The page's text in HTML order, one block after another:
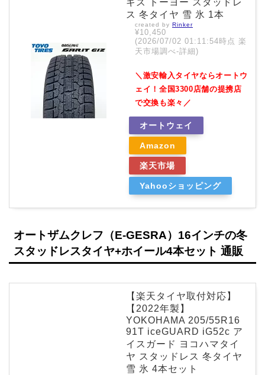
ギズ トーヨー スタッドレ
ス 冬タイヤ 雪 氷 1本
created by Rinker
¥10,450
(2026/07/02 01:11:54時点 楽
天市場調べ-詳細)
＼激安輸入タイヤならオートウ
ェイ！全国3300店舗の提携店
で交換も楽々／
オートウェイ
Amazon
楽天市場
Yahooショッピング
オートザムクレフ（E-GESRA）16インチの冬
スタッドレスタイヤ+ホイール4本セット 通販
【楽天タイヤ取付対応】
【2022年製】
YOKOHAMA 205/55R16
91T iceGUARD iG52c ア
イスガード ヨコハマタイ
ヤ スタッドレス 冬タイヤ
雪 氷 4本セット